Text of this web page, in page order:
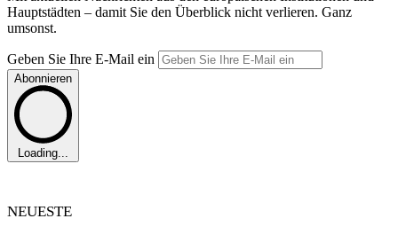
Hauptstädten – damit Sie den Überblick nicht verlieren. Ganz
umsonst.
Geben Sie Ihre E-Mail ein
Abonnieren
Loading...
NEUESTE